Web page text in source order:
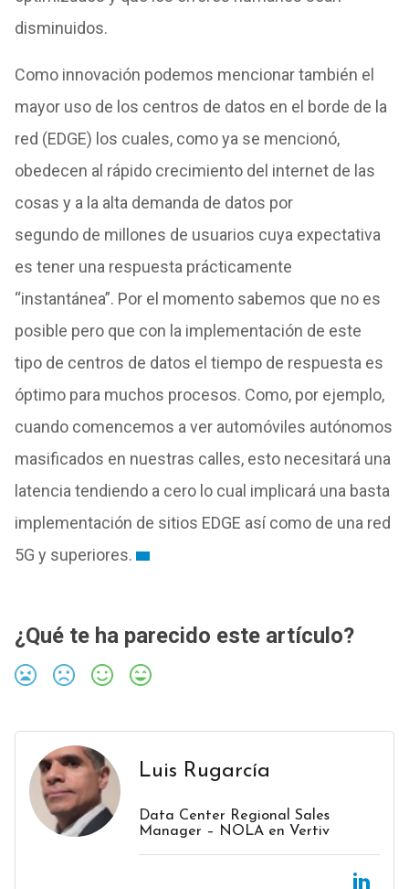
disminuidos.
Como innovación podemos mencionar también el
mayor uso de los centros de datos en el borde de la
red (EDGE) los cuales, como ya se mencionó,
obedecen al rápido crecimiento de internet de las
cosas y a la alta demanda de datos por
segundo de millones de usuarios cuya expectativa
es tener una respuesta prácticamente
“instantánea”. Por el momento sabemos que no es
posible pero que con la implementación de este
tipo de centros de datos el tiempo de respuesta es
óptimo para muchos procesos. Como, por ejemplo,
cuando comencemos a ver automóviles autónomos
masificados en nuestras calles, esto necesitará una
latencia tendiendo a cero lo cual implicará una basta
implementación de sitios EDGE así como de una red
5G y superiores.
¿Qué te ha parecido este artículo?
Luis Rugarcía
Data Center Regional Sales
Manager – NOLA en Vertiv